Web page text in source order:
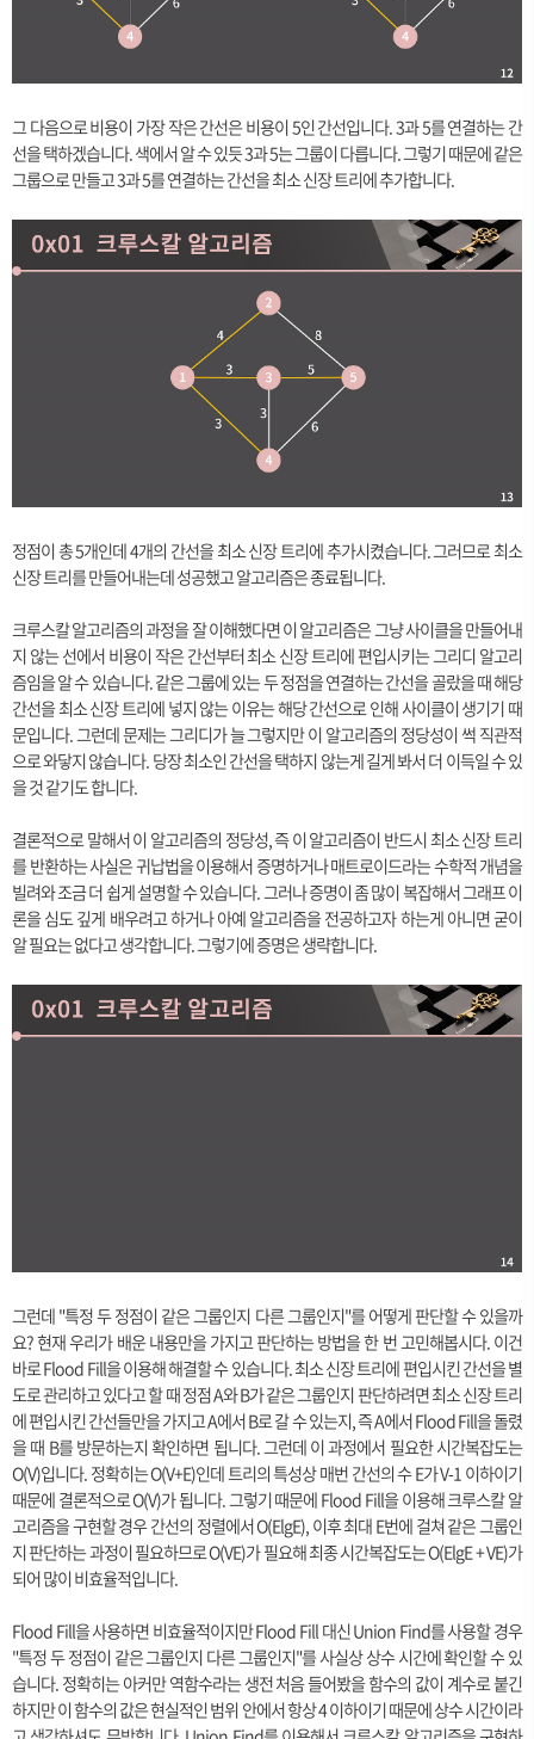
그 다음으로 비용이 가장 작은 간선은 비용이 5인 간선입니다. 3과 5를 연결하는 간
선을 택하겠습니다. 색에서 알 수 있듯 3과 5는 그룹이 다릅니다. 그렇기 때문에 같은
그룹으로 만들고 3과 5를 연결하는 간선을 최소 신장 트리에 추가합니다.
정점이 총 5개인데 4개의 간선을 최소 신장 트리에 추가시켰습니다. 그러므로 최소
신장 트리를 만들어내는데 성공했고 알고리즘은 종료됩니다.
크루스칼 알고리즘의 과정을 잘 이해했다면 이 알고리즘은 그냥 사이클을 만들어내
지 않는 선에서 비용이 작은 간선부터 최소 신장 트리에 편입시키는 그리디 알고리
즘임을 알 수 있습니다. 같은 그룹에 있는 두 정점을 연결하는 간선을 골랐을 때 해당
간선을 최소 신장 트리에 넣지 않는 이유는 해당 간선으로 인해 사이클이 생기기 때
문입니다. 그런데 문제는 그리디가 늘 그렇지만 이 알고리즘의 정당성이 썩 직관적
으로 와닿지 않습니다. 당장 최소인 간선을 택하지 않는게 길게 봐서 더 이득일 수 있
을 것 같기도 합니다.
결론적으로 말해서 이 알고리즘의 정당성, 즉 이 알고리즘이 반드시 최소 신장 트리
를 반환하는 사실은 귀납법을 이용해서 증명하거나 매트로이드라는 수학적 개념을
빌려와 조금 더 쉽게 설명할 수 있습니다. 그러나 증명이 좀 많이 복잡해서 그래프 이
론을 심도 깊게 배우려고 하거나 아예 알고리즘을 전공하고자 하는게 아니면 굳이
알 필요는 없다고 생각합니다. 그렇기에 증명은 생략합니다.
그런데 "특정 두 정점이 같은 그룹인지 다른 그룹인지"를 어떻게 판단할 수 있을까
요? 현재 우리가 배운 내용만을 가지고 판단하는 방법을 한 번 고민해봅시다. 이건
바로 Flood Fill을 이용해 해결할 수 있습니다. 최소 신장 트리에 편입시킨 간선을 별
도로 관리하고 있다고 할 때 정점 A와 B가 같은 그룹인지 판단하려면 최소 신장 트리
에 편입시킨 간선들만을 가지고 A에서 B로 갈 수 있는지, 즉 A에서 Flood Fill을 돌렸
을 때 B를 방문하는지 확인하면 됩니다. 그런데 이 과정에서 필요한 시간복잡도는
O(V)입니다. 정확히는 O(V+E)인데 트리의 특성상 매번 간선의 수 E가 V-1 이하이기
때문에 결론적으로 O(V)가 됩니다. 그렇기 때문에 Flood Fill을 이용해 크루스칼 알
고리즘을 구현할 경우 간선의 정렬에서 O(ElgE), 이후 최대 E번에 걸쳐 같은 그룹인
지 판단하는 과정이 필요하므로 O(VE)가 필요해 최종 시간복잡도는 O(ElgE + VE)가
되어 많이 비효율적입니다.
Flood Fill을 사용하면 비효율적이지만 Flood Fill 대신 Union Find를 사용할 경우
"특정 두 정점이 같은 그룹인지 다른 그룹인지"를 사실상 상수 시간에 확인할 수 있
습니다. 정확히는 아커만 역함수라는 생전 처음 들어봤을 함수의 값이 계수로 붙긴
하지만 이 함수의 값은 현실적인 범위 안에서 항상 4 이하이기 때문에 상수 시간이라